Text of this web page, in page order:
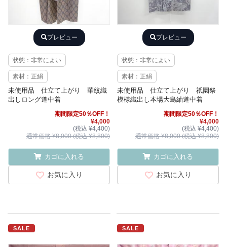
プレビュー
状態：非常によい
素材：正絹
未使用品 仕立て上がり 華紋織
出しロング道中着
期間限定50％OFF！
¥4,000
(税込 ¥4,400)
通常価格 ¥8,000 (税込 ¥8,800)
カゴに入れる
お気に入り
プレビュー
状態：非常によい
素材：正絹
未使用品 仕立て上がり 祇園祭
模様織出し本場大島紬道中着
期間限定50％OFF！
¥4,000
(税込 ¥4,400)
通常価格 ¥8,000 (税込 ¥8,800)
カゴに入れる
お気に入り
SALE SALE